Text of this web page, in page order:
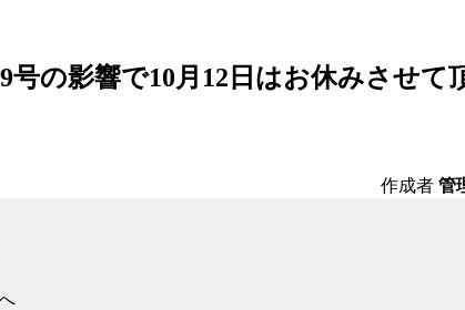
号の影響で10月12日はお休みさせて
作成者 管